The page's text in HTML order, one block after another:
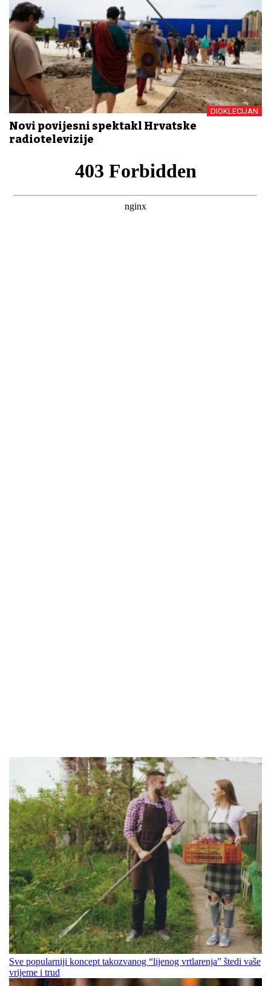
DIOKLECIJAN
Novi povijesni spektakl Hrvatske
radiotelevizije
Sve popularniji koncept takozvanog “lijenog vrtlarenja” štedi vaše
vrijeme i trud